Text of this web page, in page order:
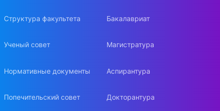
Структура факультета
Ученый совет
Нормативные документы
Попечительский совет
Бакалавриат
Магистратура
Аспирантура
Докторантура